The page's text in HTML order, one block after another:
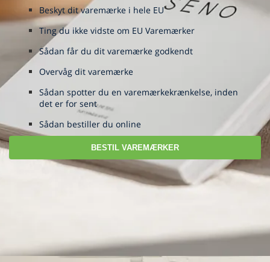
Beskyt dit varemærke i hele EU
Ting du ikke vidste om EU Varemærker
Sådan får du dit varemærke godkendt
Overvåg dit varemærke
Sådan spotter du en varemærkekrænkelse, inden
det er for sent
Sådan bestiller du online
BESTIL VAREMÆRKER